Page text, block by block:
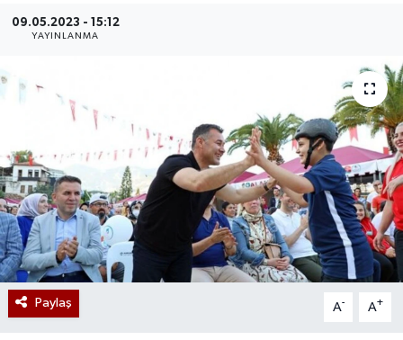
09.05.2023 - 15:12
YAYINLANMA
Paylaş A- A+